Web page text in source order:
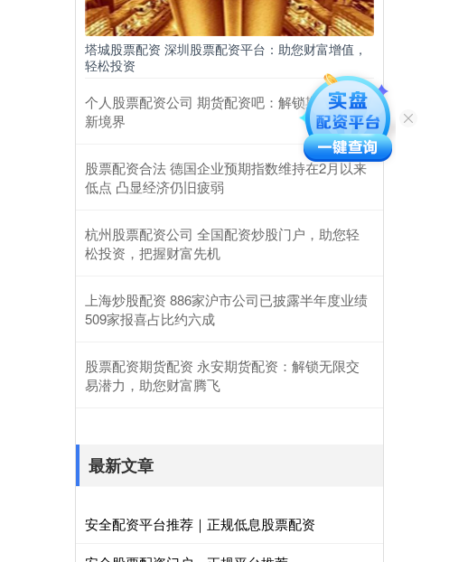
塔城股票配资 深圳股票配资平台：助您财富增值，
轻松投资
个人股票配资公司 期货配资吧：解锁期货投资
新境界
股票配资合法 德国企业预期指数维持在2月以来
低点 凸显经济仍旧疲弱
杭州股票配资公司 全国配资炒股门户，助您轻
松投资，把握财富先机
上海炒股配资 886家沪市公司已披露半年度业绩
509家报喜占比约六成
股票配资期货配资 永安期货配资：解锁无限交
易潜力，助您财富腾飞
最新文章
安全配资平台推荐｜正规低息股票配资